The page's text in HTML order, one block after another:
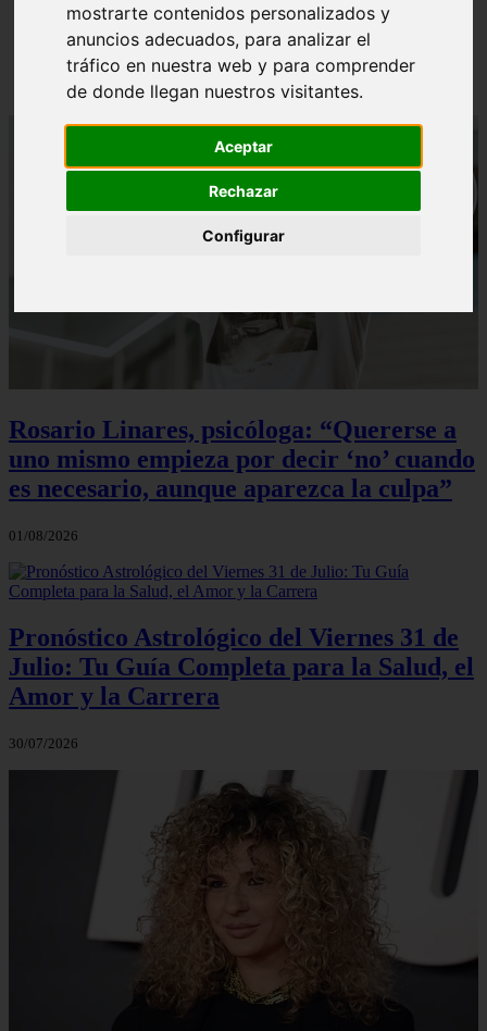
mostrarte contenidos personalizados y
anuncios adecuados, para analizar el
tráfico en nuestra web y para comprender
de donde llegan nuestros visitantes.
Aceptar
Rechazar
Configurar
Loventine - Página Gratuita Para Buscar Pareja |
Redes Sociales Para Ligar
Rosario Linares, psicóloga: “Quererse a
uno mismo empieza por decir ‘no’ cuando
es necesario, aunque aparezca la culpa”
01/08/2026
Pronóstico Astrológico del Viernes 31 de
Julio: Tu Guía Completa para la Salud, el
Amor y la Carrera
30/07/2026